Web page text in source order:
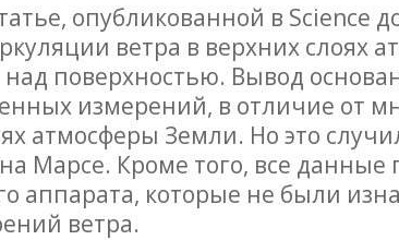
опубликованной в
ветра в верхних слоях
над поверхностью. Вывод
измерений, в отличие от
атмосферы Земли. Но это
Марсе. Кроме того, все
аппарата, которые не были
ветра.